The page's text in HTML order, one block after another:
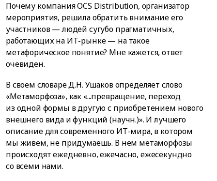
Почему компания OCS Distribution, организатор
мероприятия, решила обратить внимание его
участников — людей сугубо прагматичных,
работающих на ИТ-рынке — на такое
метафорическое понятие? Мне кажется, ответ
очевиден.
В своем словаре Д.Н. Ушаков определяет слово
«Метаморфоза», как «...превращение, переход
из одной формы в другую с приобретением нового
внешнего вида и функций (научн.)». И лучшего
описание для современного ИТ-мира, в котором
мы живем, не придумаешь. В нем метаморфозы
происходят ежедневно, ежечасно, ежесекундно
со всеми нами.